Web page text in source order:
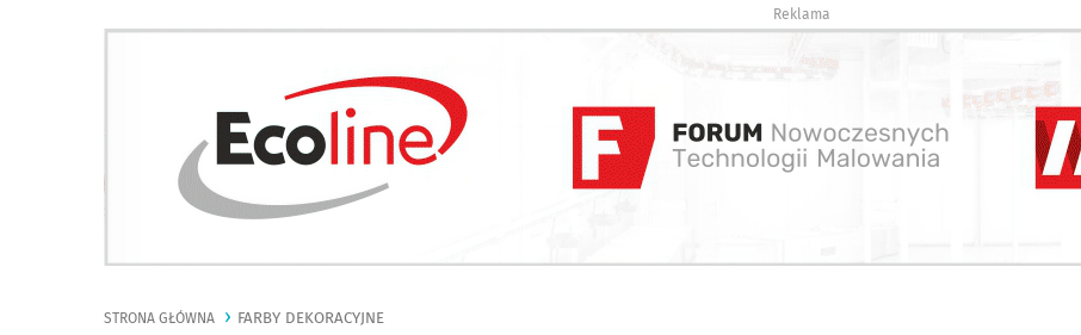
Reklama
STRONA GŁÓWNA FARBY DEKORACYJNE